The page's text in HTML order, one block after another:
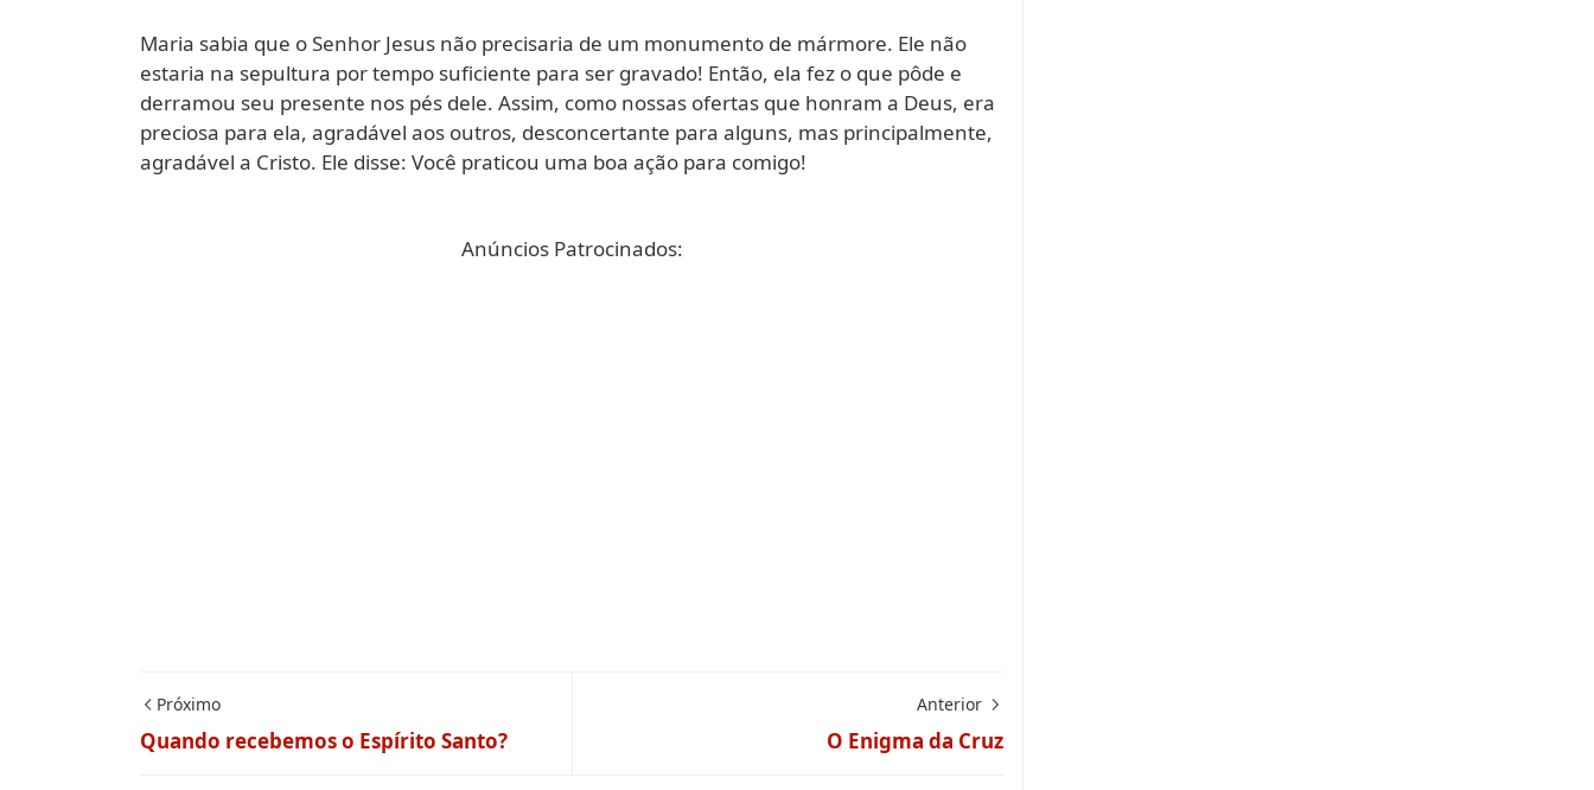
Maria sabia que o Senhor Jesus não precisaria de um monumento de mármore. Ele não
estaria na sepultura por tempo suficiente para ser gravado! Então, ela fez o que pôde e
derramou seu presente nos pés dele. Assim, como nossas ofertas que honram a Deus, era
preciosa para ela, agradável aos outros, desconcertante para alguns, mas principalmente,
agradável a Cristo. Ele disse: Você praticou uma boa ação para comigo!
Anúncios Patrocinados:
Próximo
Quando recebemos o Espírito Santo?
Anterior
O Enigma da Cruz